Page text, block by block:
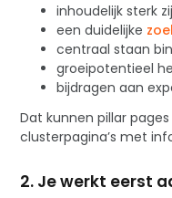
inhoudelijk sterk
een duidelijke
centraal staan
groeipotentieel
bijdragen aan
Dat kunnen pillar
clusterpagina’s met
2. Je werkt eerst